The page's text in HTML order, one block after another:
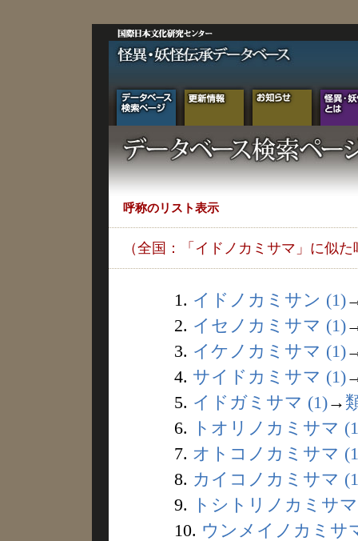
呼称のリスト表示
（全国：「イドノカミサマ」に似た
1. イドノカミサン (1)
2. イセノカミサマ (1)
3. イケノカミサマ (1)
4. サイドカミサマ (1)
5. イドガミサマ (1)→
6.
トオリノカミサマ
7. オトコノカミサマ
8. カイコノカミサマ
9.
トシトリノカミサ
10. ウンメイノカミサ